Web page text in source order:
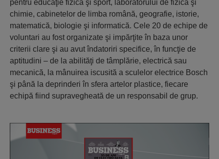
pentru educaţie fizică şi sport, laboratorului de fizică şi
chimie, cabinetelor de limba română, geografie, istorie,
matematică, biologie şi informatică. Cele 20 de echipe de
voluntari au fost organizate şi impărţite în baza unor
criterii clare şi au avut îndatoriri specifice, în funcţie de
aptitudini – de la abilităţi de tâmplărie, electrică sau
mecanică, la mânuirea iscusită a sculelor electrice Bosch
şi până la deprinderi în sfera artelor plastice, fiecare
echipă fiind supravegheată de un responsabil de grup.